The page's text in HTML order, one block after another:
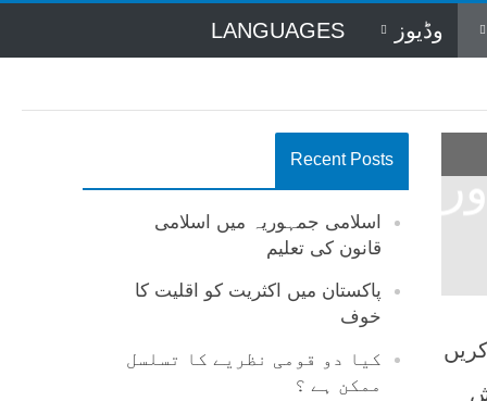
وڈیوز LANGUAGES
Recent Posts
اسلامی جمہوریہ میں اسلامی
قانون کی تعلیم
پاکستان میں اکثریت کو اقلیت کا
خوف
کیا دو قومی نظریے کا تسلسل
ممکن ہے ؟